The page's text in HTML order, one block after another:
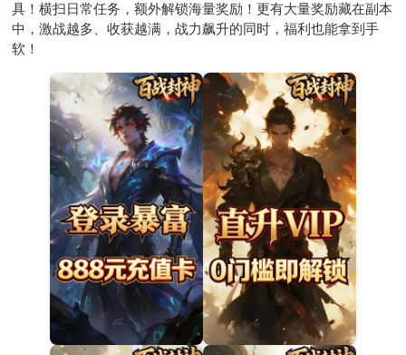
具！横扫日常任务，额外解锁海量奖励！更有大量奖励藏在副本
中，激战越多、收获越满，战力飙升的同时，福利也能拿到手
软！